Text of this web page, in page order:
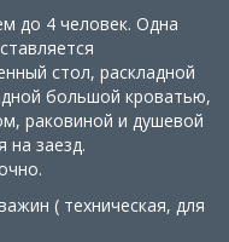
до 4 человек. Одна
стол, раскладной
большой кроватью,
раковиной и душевой
на заезд.
( техническая, для